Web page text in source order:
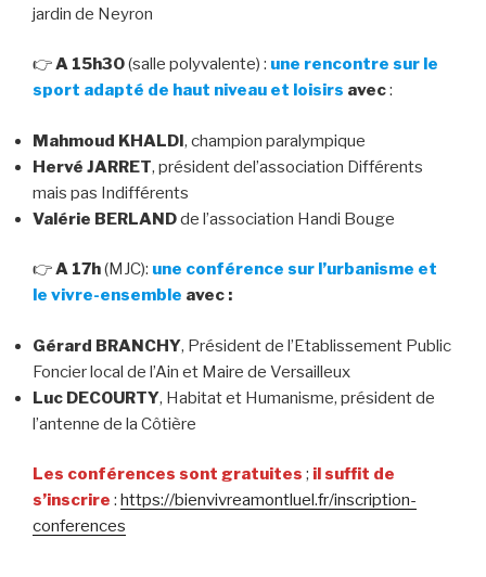
jardin de Neyron
👉A 15h30(salle polyvalente) : une rencontre sur le
sport adapté de haut niveau et loisirs avec:
Mahmoud KHALDI, champion paralympique
Hervé JARRET, président del’association Différents
mais pas Indifférents
Valérie BERLANDde l’association Handi Bouge
👉A 17h(MJC): une conférence sur l’urbanisme et
le vivre-ensemble avec :
Gérard BRANCHY, Président de l’Etablissement Public
Foncier local de l’Ain et Maire de Versailleux
Luc DECOURTY, Habitat et Humanisme, président de
l’antenne de la Côtière
Les conférences sont gratuites ; il suffit de
s’inscrire : https://bienvivreamontluel.fr/inscription-
conferences